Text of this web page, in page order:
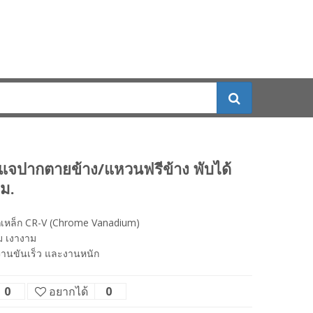
จปากตายข้าง/แหวนฟรีข้าง พับได้
.
หล็ก CR-V (Chrome Vanadium)
งางาม
นขันเร็ว และงานหนัก
0 อยากได้ 0